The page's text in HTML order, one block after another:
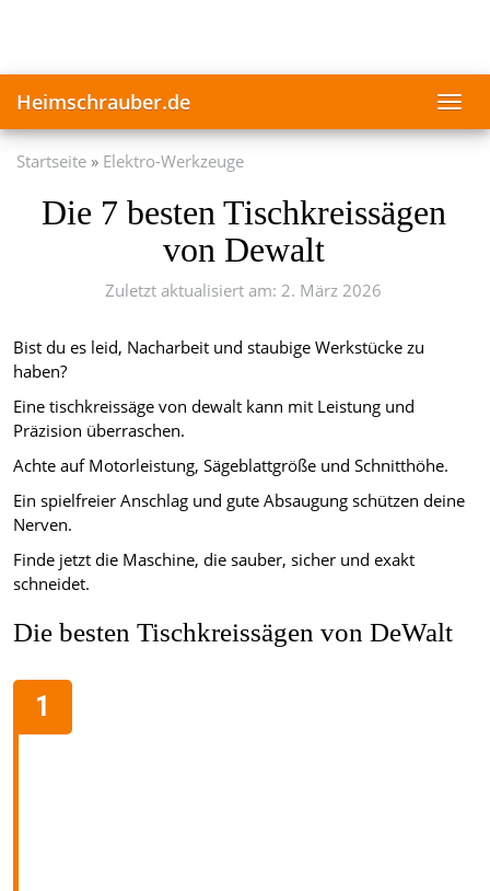
Heimschrauber.de
Startseite Elektro-Werkzeuge
Die 7 besten Tischkreissägen
von Dewalt
Zuletzt aktualisiert am: 2. März 2026
Bist du es leid, Nacharbeit und staubige Werkstücke zu
haben?
Eine tischkreissäge von dewalt kann mit Leistung und
Präzision überraschen.
Achte auf Motorleistung, Sägeblattgröße und Schnitthöhe.
Ein spielfreier Anschlag und gute Absaugung schützen deine
Nerven.
Finde jetzt die Maschine, die sauber, sicher und exakt
schneidet.
Die besten Tischkreissägen von DeWalt